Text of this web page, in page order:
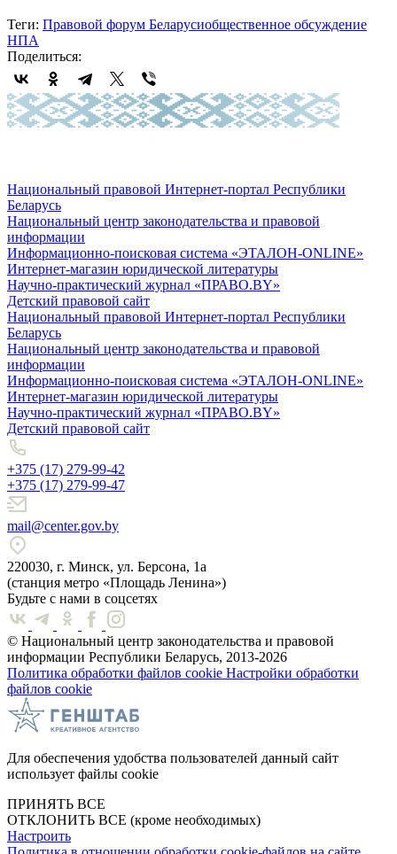
Теги: Правовой форум Беларусиобщественное обсуждение
НПА
Поделиться:
Национальный правовой Интернет-портал Республики
Беларусь
Национальный центр законодательства и правовой
информации
Информационно-поисковая система «ЭТАЛОН-ONLINE»
Интернет-магазин юридической литературы
Научно-практический журнал «ПРАВО.BY»
Детский правовой сайт
Национальный правовой Интернет-портал Республики
Беларусь
Национальный центр законодательства и правовой
информации
Информационно-поисковая система «ЭТАЛОН-ONLINE»
Интернет-магазин юридической литературы
Научно-практический журнал «ПРАВО.BY»
Детский правовой сайт
+375 (17) 279-99-42
+375 (17) 279-99-47
mail@center.gov.by
220030, г. Минск, ул. Берсона, 1а
(станция метро «Площадь Ленина»)
Будьте с нами в соцсетях
© Национальный центр законодательства и правовой
информации Республики Беларусь, 2013-2026
Политика обработки файлов cookie Настройки обработки
файлов cookie
Для обеспечения удобства пользователей данный сайт
использует файлы cookie
ПРИНЯТЬ ВСЕ
ОТКЛОНИТЬ ВСЕ (кроме необходимых)
Настроить